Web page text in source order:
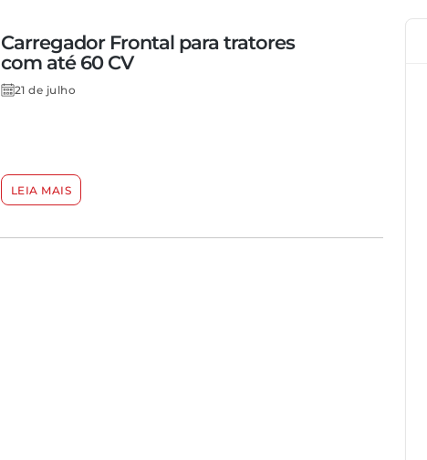
Carregador Frontal para tratores
com até 60 CV
21 de julho
LEIA MAIS